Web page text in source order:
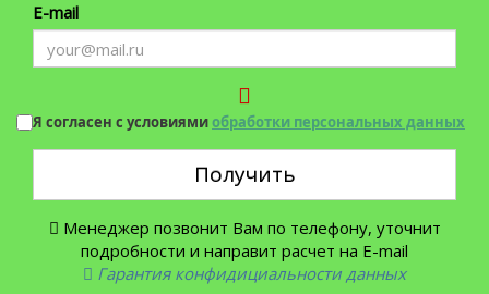
E-mail
Я согласен с условиямиобработки персональных данных
Получить
Менеджер позвонит Вам по телефону, уточнит
подробности и направит расчет на E-mail
Гарантия конфидициальности данных